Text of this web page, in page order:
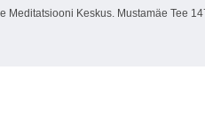
Meditatsiooni Keskus. Mustamäe Tee